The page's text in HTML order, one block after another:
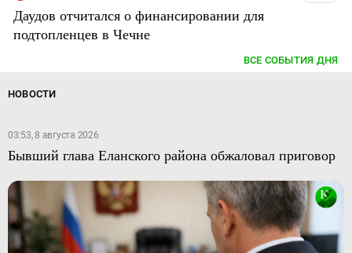
Даудов отчитался о финансировании для
подтопленцев в Чечне
ВСЕ СОБЫТИЯ ДНЯ
НОВОСТИ
03:53, 8 августа 2026
Бывший глава Еланского района обжаловал приговор